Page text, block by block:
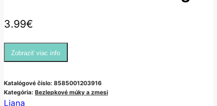
3.99€
Zobraziť viac info
Katalógové číslo: 8585001203916
Kategória: Bezlepkové múky a zmesi
Liana